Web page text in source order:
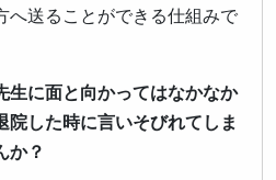
へ送ることができる仕組みで
生に面と向かってはなかなか
院した時に言いそびれてしま
か？